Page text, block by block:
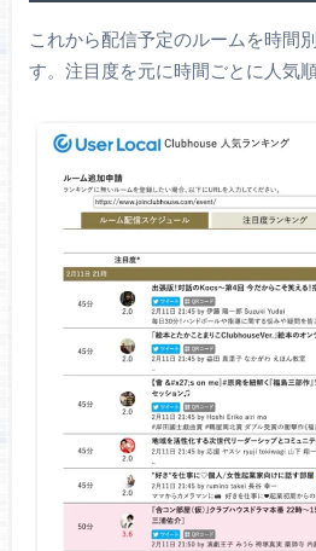
これから配信予定のルームを時間
す。注目度を元に時間ごとに人気